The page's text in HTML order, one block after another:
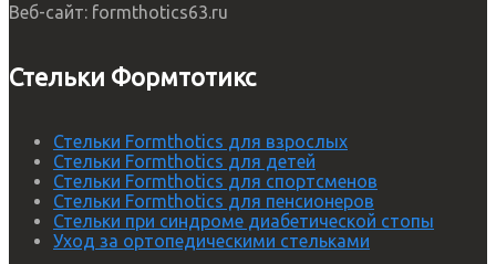
Веб-сайт: formthotics63.ru
Стельки Формтотикс
Стельки Formthotics для взрослых
Стельки Formthotics для детей
Стельки Formthotics для спортсменов
Стельки Formthotics для пенсионеров
Стельки при синдроме диабетической стопы
Уход за ортопедическими стельками